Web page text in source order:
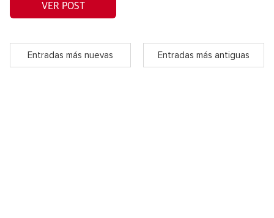
VER POST
Entradas más nuevas Entradas más antiguas